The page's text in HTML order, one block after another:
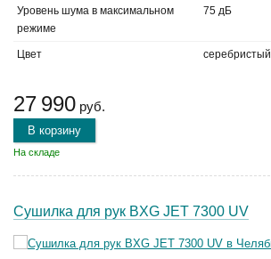
Уровень шума в максимальном
режиме
75 дБ
Цвет серебристый
27 990 руб.
В корзину
На складе
Сушилка для рук BXG JET 7300 UV